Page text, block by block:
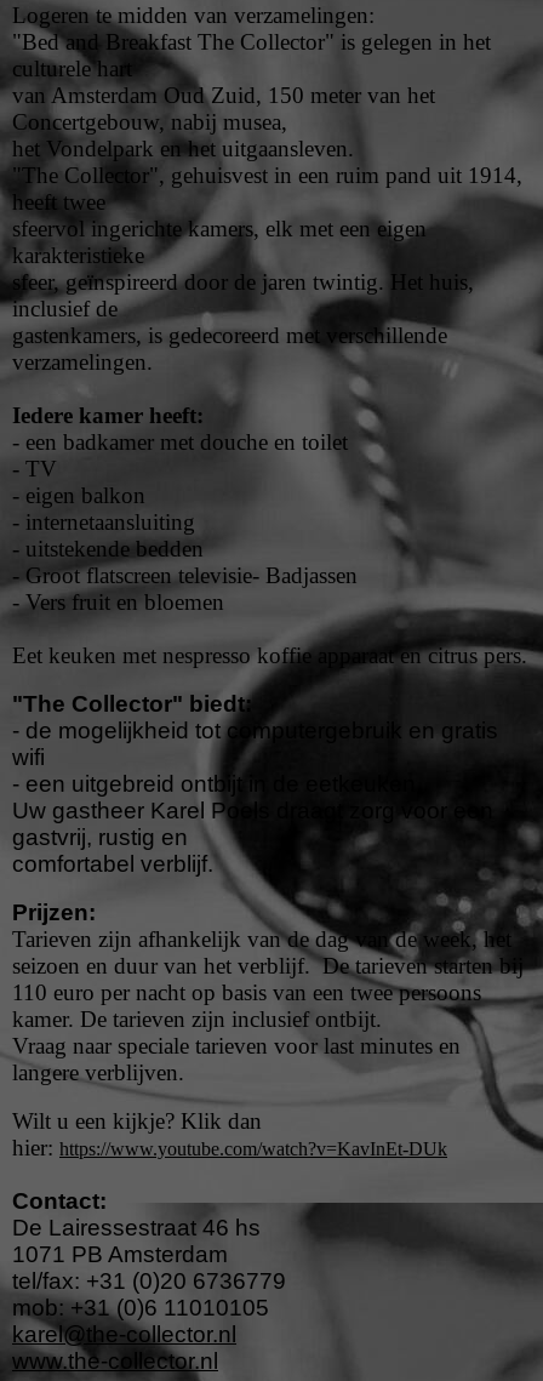
Logeren te midden van verzamelingen:
"Bed and Breakfast The Collector" is gelegen in het
culturele hart
van Amsterdam Oud Zuid, 150 meter van het
Concertgebouw, nabij musea,
het Vondelpark en het uitgaansleven.
"The Collector", gehuisvest in een ruim pand uit 1914,
heeft twee
sfeervol ingerichte kamers, elk met een eigen
karakteristieke
sfeer, geïnspireerd door de jaren twintig. Het huis,
inclusief de
gastenkamers, is gedecoreerd met verschillende
verzamelingen.
Iedere kamer heeft:
- een badkamer met douche en toilet
- TV
- eigen balkon
- internetaansluiting
- uitstekende bedden
- Groot flatscreen televisie- Badjassen
- Vers fruit en bloemen
Eet keuken met nespresso koffie apparaat en citrus pers.
"The Collector" biedt:
- de mogelijkheid tot computergebruik en gratis
wifi
- een uitgebreid ontbijt in de eetkeuken
Uw gastheer Karel Poels draagt zorg voor een
gastvrij, rustig en
comfortabel verblijf.
Prijzen:
Tarieven zijn afhankelijk van de dag van de week, het
seizoen en duur van het verblijf. De tarieven starten bij
110 euro per nacht op basis van een twee persoons
kamer. De tarieven zijn inclusief ontbijt.
Vraag naar speciale tarieven voor last minutes en
langere verblijven.
Wilt u een kijkje? Klik dan
hier: https://www.youtube.com/watch?v=KavInEt-DUk
Contact:
De Lairessestraat 46 hs
1071 PB Amsterdam
tel/fax: +31 (0)20 6736779
mob: +31 (0)6 11010105
karel@the-collector.nl
www.the-collector.nl